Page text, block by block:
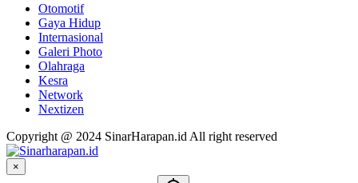
Otomotif
Gaya Hidup
Internasional
Galeri Photo
Olahraga
Kesra
Network
Nextizen
Copyright @ 2024 SinarHarapan.id All right reserved
×